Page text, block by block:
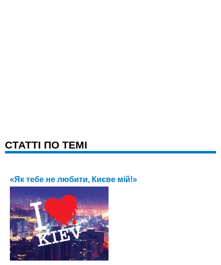
CТАТТІ ПО ТЕМІ
«Як тебе не любити, Києве мій!»